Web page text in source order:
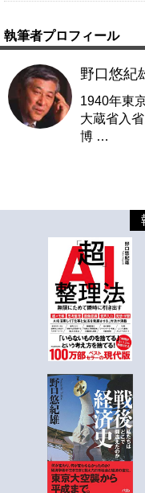
執筆者プロフィール
野口悠紀
1940年東
大蔵省入
博 …